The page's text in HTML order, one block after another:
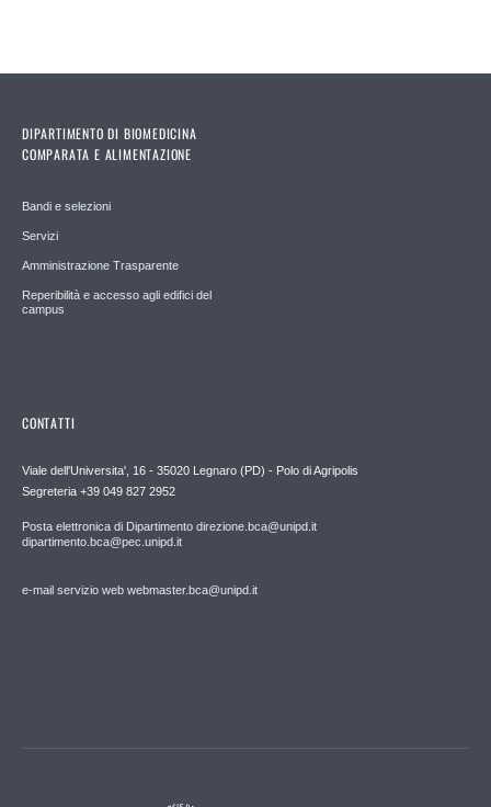
DIPARTIMENTO DI BIOMEDICINA
COMPARATA E ALIMENTAZIONE
Bandi e selezioni
Servizi
Amministrazione Trasparente
Reperibilità e accesso agli edifici del
campus
CONTATTI
Viale dell'Universita', 16 - 35020 Legnaro (PD) - Polo di Agripolis
Segreteria +39 049 827 2952
Posta elettronica di Dipartimento direzione.bca@unipd.it
dipartimento.bca@pec.unipd.it
e-mail servizio web webmaster.bca@unipd.it